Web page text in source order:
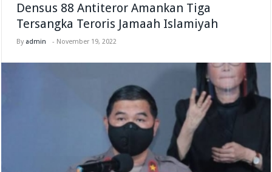
Densus 88 Antiteror Amankan Tiga
Tersangka Teroris Jamaah Islamiyah
By admin - November 19, 2022